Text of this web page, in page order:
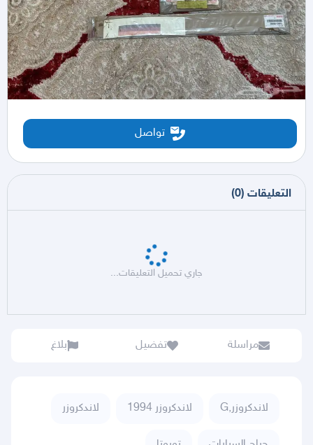
تواصل
التعليقات (
0
)
جاري تحميل التعليقات...
مراسلة تفضيل بلاغ
لاندكروزر,G لاندكروزر 1994 لاندكروزر